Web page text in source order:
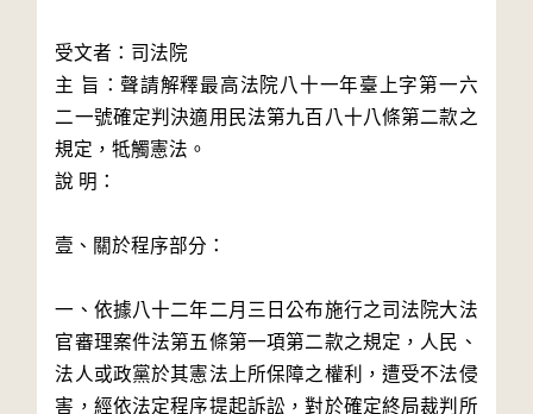
受文者：司法院
主 旨：聲請解釋最高法院八十一年臺上字第一六
二一號確定判決適用民法第九百八十八條第二款之
規定，牴觸憲法。
說 明：
壹、關於程序部分：
一、依據八十二年二月三日公布施行之司法院大法
官審理案件法第五條第一項第二款之規定，人民、
法人或政黨於其憲法上所保障之權利，遭受不法侵
害，經依法定程序提起訴訟，對於確定終局裁判所